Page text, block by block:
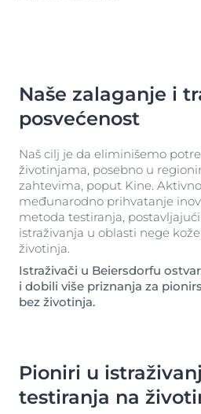
Naše zalaganje i
posvećenost
Naš cilj je da eliminišemo
životinjama, posebno u
zahtevima, poput Kine.
međunarodno prihvatanje
metoda testiranja,
istraživanja u oblasti nege
životinja.
Istraživači u Beiersdorfu
i dobili više priznanja za
bez životinja.
Pioniri u
testiranja na